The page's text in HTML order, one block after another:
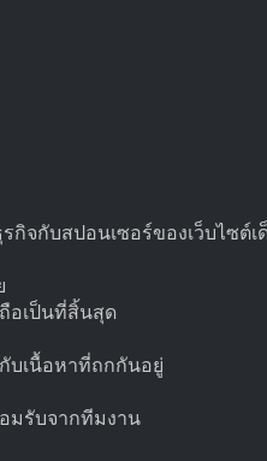
จกับสปอนเซอร์ของเว็บไซต์เ
อเป็นที่สิ้นสุด
บเนื้อหาที่ถกกันอยู่
มรับจากทีมงาน